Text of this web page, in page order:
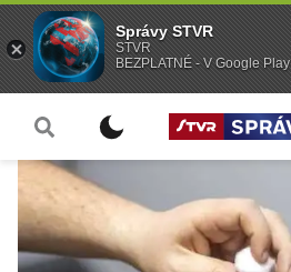
Správy STVR
STVR
BEZPLATNÉ - V Google Play